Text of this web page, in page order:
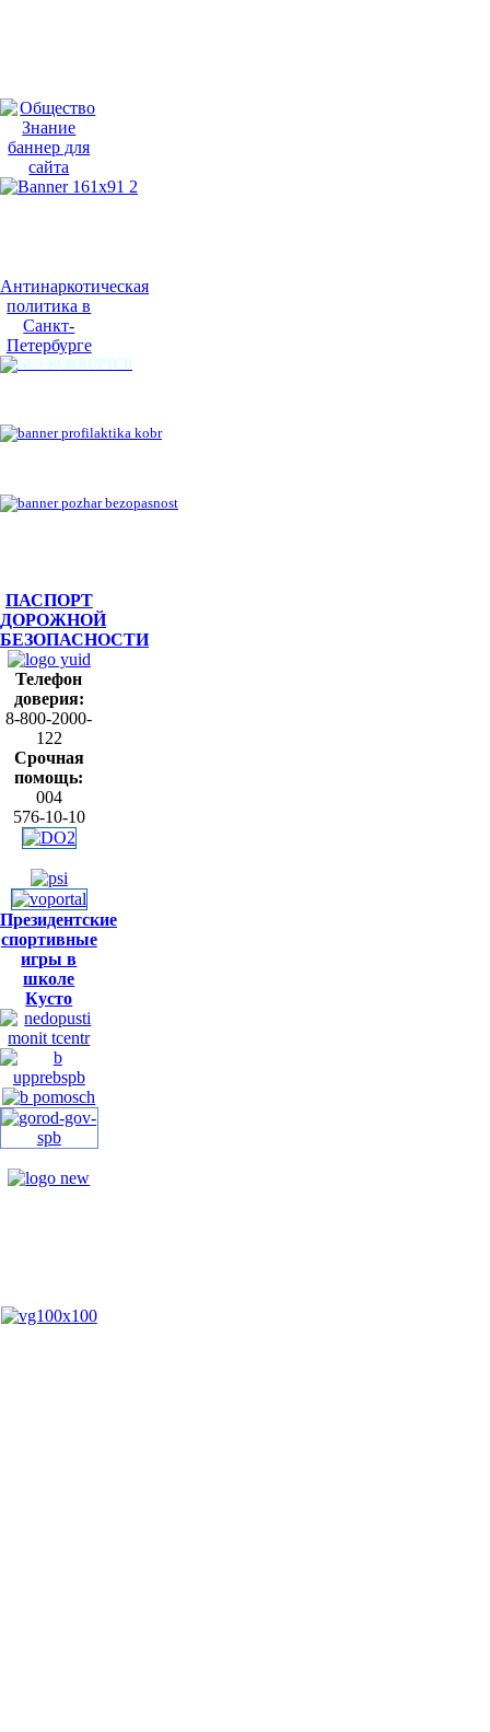
Антинаркотическая
политика в
Санкт-
Петербурге
ПАСПОРТ
ДОРОЖНОЙ
БЕЗОПАСНОСТИ
Телефон
доверия:
8-800-2000-
122
Срочная
помощь:
004
576-10-10
Президентские
спортивные
игры в
школе
Кусто